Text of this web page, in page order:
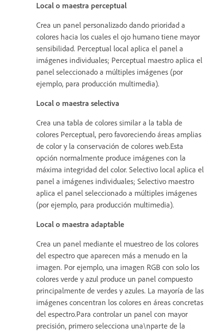
Local o maestra perceptual
Crea un panel personalizado dando prioridad a
colores hacia los cuales el ojo humano tiene mayor
sensibilidad. Perceptual local aplica el panel a
imágenes individuales; Perceptual maestro aplica el
panel seleccionado a múltiples imágenes (por
ejemplo, para producción multimedia).
Local o maestra selectiva
Crea una tabla de colores similar a la tabla de
colores Perceptual, pero favoreciendo áreas amplias
de color y la conservación de colores web.Esta
opción normalmente produce imágenes con la
máxima integridad del color. Selectivo local aplica el
panel a imágenes individuales; Selectivo maestro
aplica el panel seleccionado a múltiples imágenes
(por ejemplo, para producción multimedia).
Local o maestra adaptable
Crea un panel mediante el muestreo de los colores
del espectro que aparecen más a menudo en la
imagen. Por ejemplo, una imagen RGB con solo los
colores verde y azul produce un panel compuesto
principalmente de verdes y azules. La mayoría de las
imágenes concentran los colores en áreas concretas
del espectro.Para controlar un panel con mayor
precisión, primero selecciona una\nparte de la